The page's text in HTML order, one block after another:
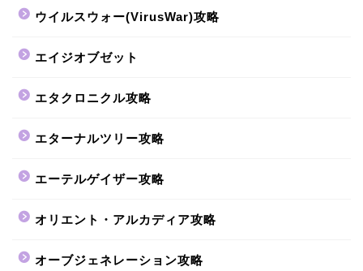
ウイルスウォー(VirusWar)攻略
エイジオブゼット
エタクロニクル攻略
エターナルツリー攻略
エーテルゲイザー攻略
オリエント・アルカディア攻略
オーブジェネレーション攻略